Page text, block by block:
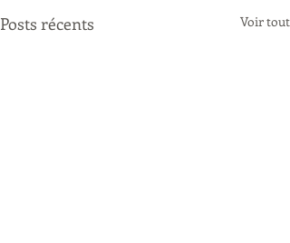
Posts récents Voir tout